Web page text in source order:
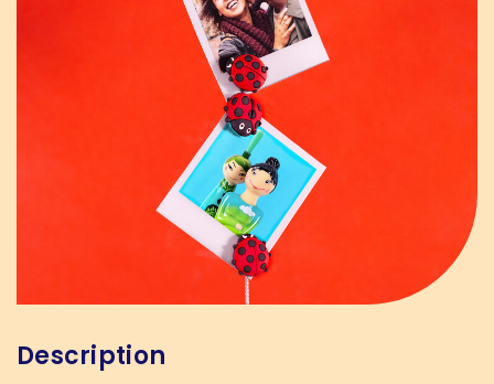
Description